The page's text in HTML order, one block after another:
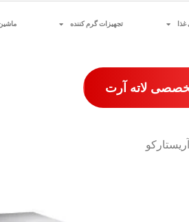
تجهیزات گرم کننده
لاته آرت